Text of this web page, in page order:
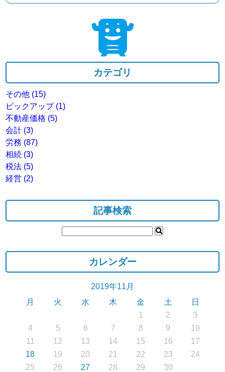
カテゴリ
その他 (15)
ピックアップ (1)
不動産価格 (5)
会計 (3)
労務 (87)
相続 (3)
税法 (5)
経営 (2)
記事検索
カレンダー
2019年11月
月
火 水 木 金 土
日
1
2
3
4
5 6 7 8 9
10
11
12 13 14 15 16
17
18
19 20 21 22 23
24
25
26 27 28 29
30